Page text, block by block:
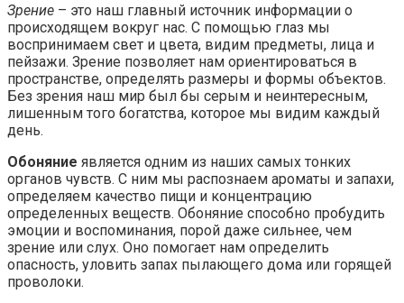
Зрение – это наш главный источник информации о
происходящем вокруг нас. С помощью глаз мы
воспринимаем свет и цвета, видим предметы, лица и
пейзажи. Зрение позволяет нам ориентироваться в
пространстве, определять размеры и формы объектов.
Без зрения наш мир был бы серым и неинтересным,
лишенным того богатства, которое мы видим каждый
день.
Обоняние является одним из наших самых тонких
органов чувств. С ним мы распознаем ароматы и запахи,
определяем качество пищи и концентрацию
определенных веществ. Обоняние способно пробудить
эмоции и воспоминания, порой даже сильнее, чем
зрение или слух. Оно помогает нам определить
опасность, уловить запах пылающего дома или горящей
проволоки.